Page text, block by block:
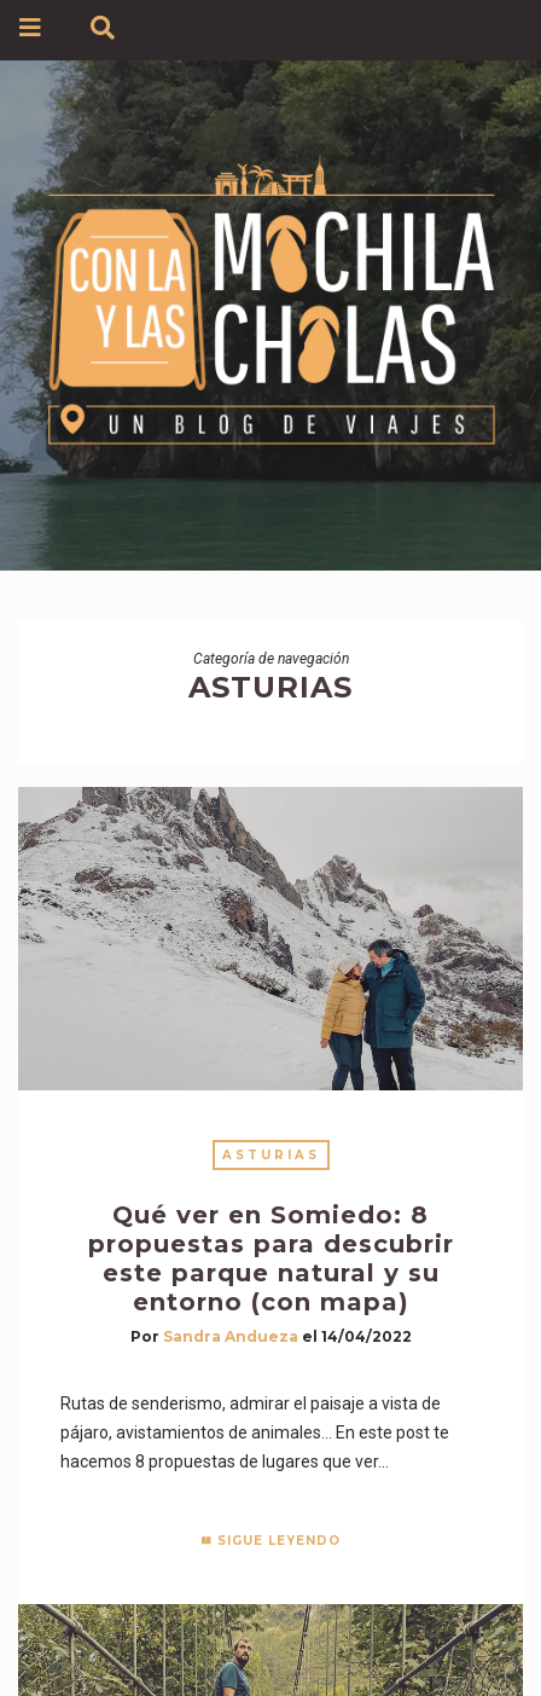
Categoría de navegación
ASTURIAS
ASTURIAS
Qué ver en Somiedo: 8
propuestas para descubrir
este parque natural y su
entorno (con mapa)
Por Sandra Andueza el 14/04/2022
Rutas de senderismo, admirar el paisaje a vista de
pájaro, avistamientos de animales… En este post te
hacemos 8 propuestas de lugares que ver…
SIGUE LEYENDO